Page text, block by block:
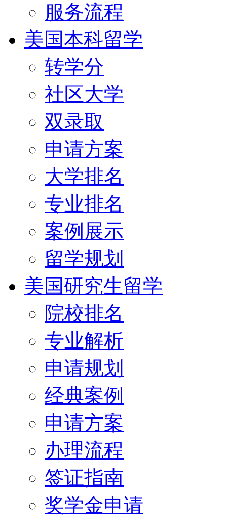
服务流程
美国本科留学
转学分
社区大学
双录取
申请方案
大学排名
专业排名
案例展示
留学规划
美国研究生留学
院校排名
专业解析
申请规划
经典案例
申请方案
办理流程
签证指南
奖学金申请